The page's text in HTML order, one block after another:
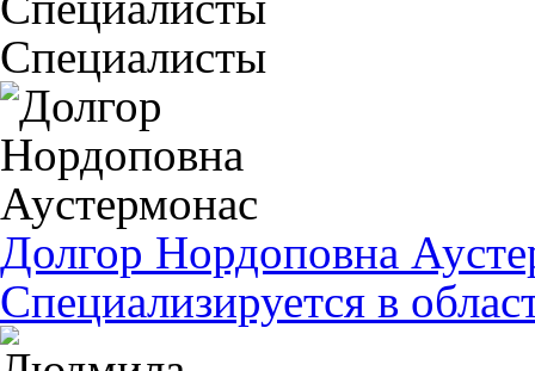
Cпециалисты
Долгор Нордоповна
Специализируется в